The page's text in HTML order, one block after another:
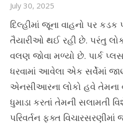
July 30, 2025
દિલ્હીમાં જૂના વાહનો પર કડક
તૈયારીઓ થઈ રહી છે. પરંતુ
વલણ જોવા મળ્યો છે. પાર્ક પ્લસ
ધરવામાં આવેલા એક સર્વેમાં
એનસીઆરના લોકો હવે તેમના
ધુમાડા કરતાં તેમની સલામતી
પરિવર્તન ફક્ત